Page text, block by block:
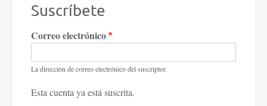
Suscríbete
Correo electrónico
La dirección de correo electrónico del suscriptor.
Esta cuenta ya está suscrita.